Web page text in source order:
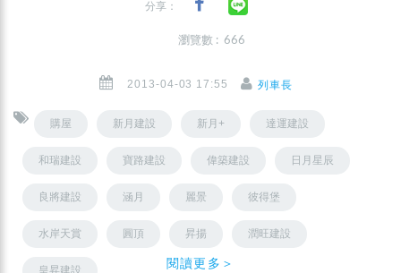
分享：
瀏覽數 : 666
2013-04-03 17:55 列車長
購屋 新月建設 新月+ 達運建設
和瑞建設 寶路建設 偉築建設 日月星辰
良將建設 涵月 麗景 彼得堡
水岸天賞 圓頂 昇揚 潤旺建設
皇昇建設 閱讀更多＞